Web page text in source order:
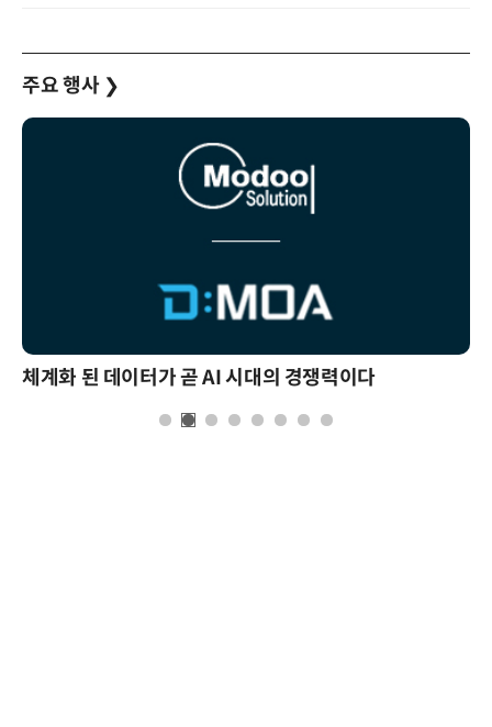
주요 행사 ❯
체계화 된 데이터가 곧 AI 시대의 경쟁력이다